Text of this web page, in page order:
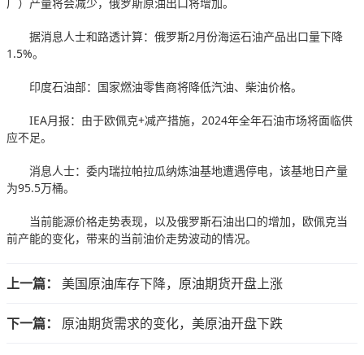
厂）产量将会减少，俄罗斯原油出口将增加。
据消息人士和路透计算：俄罗斯2月份海运石油产品出口量下降
1.5%。
印度石油部：国家燃油零售商将降低汽油、柴油价格。
IEA月报：由于欧佩克+减产措施，2024年全年石油市场将面临供
应不足。
消息人士：委内瑞拉帕拉瓜纳炼油基地遭遇停电，该基地日产量
为95.5万桶。
当前能源价格走势表现，以及俄罗斯石油出口的增加，欧佩克当
前产能的变化，带来的当前油价走势波动的情况。
上一篇： 美国原油库存下降，原油期货开盘上涨
下一篇： 原油期货需求的变化，美原油开盘下跌